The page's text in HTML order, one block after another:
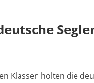
Klassen holten die